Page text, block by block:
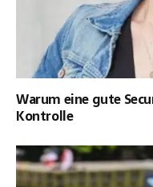
Warum eine gute
Kontrolle